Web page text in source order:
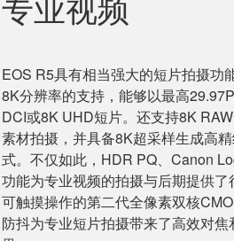
EOS R5具有相当强大的短片拍摄功
8K分辨率的支持，能够以最高
DCI或8K UHD短片。还支持8K
素材拍摄，并具备8K超采样生成高
式。不仅如此，HDR PQ、Canon
功能为专业视频的拍摄与后期提供了
可触摸操作的第二代全像素双核
防抖为专业短片拍摄带来了高效对